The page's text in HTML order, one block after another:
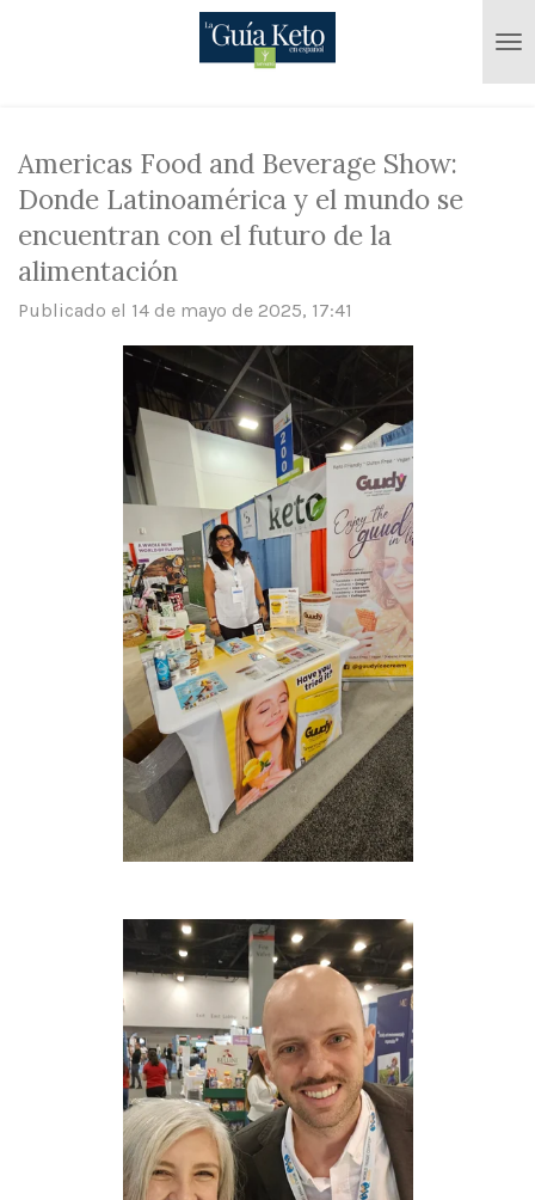
Americas Food and Beverage Show:
Donde Latinoamérica y el mundo se
encuentran con el futuro de la
alimentación
Publicado el 14 de mayo de 2025, 17:41